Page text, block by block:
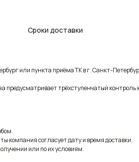
Сроки доставки
или пункта приёма ТК в г. Санкт-
трёхступенчатый
компания согласует дату и время доставки.
или по их условиям.